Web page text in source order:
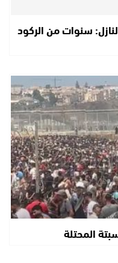
سنوات من الركود
المحتلة